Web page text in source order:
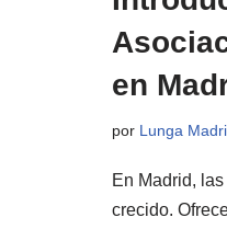
en
por Lunga
En Madrid,
crecido.